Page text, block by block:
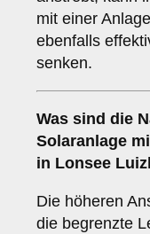
mit einer
ebenfalls
senken.
Was sind die
Solaranlage
in Lonsee
Die höheren
die begrenzte